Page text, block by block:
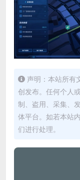
声明：本站所有
创发布。任何个人
制、盗用、采集、
体平台。如若本站
们进行处理。